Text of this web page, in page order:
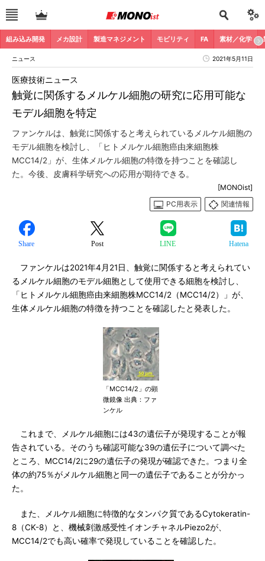
組み込み開発 メカ設計 製造マネジメント モビリティ FA 素材／化学
ニュース 2021年5月11日
触覚に関係するメルケル細胞の研究に応用可能な
モデル細胞を特定
医療技術ニュース
ファンケルは、触覚に関係すると考えられているメルケル細胞の
モデル細胞を検討し、「ヒトメルケル細胞癌由来細胞株
MCC14/2」が、生体メルケル細胞の特徴を持つことを確認し
た。今後、皮膚科学研究への応用が期待できる。
[MONOist]
PC用表示
関連情報
Share Post LINE Hatena
ファンケルは2021年4月21日、触覚に関係すると考えられてい
るメルケル細胞のモデル細胞として使用できる細胞を検討し、
「ヒトメルケル細胞癌由来細胞株MCC14/2（MCC14/2）」が、
生体メルケル細胞の特徴を持つことを確認したと発表した。
「MCC14/2」の顕
微鏡像 出典：ファ
ンケル
これまで、メルケル細胞には43の遺伝子が発現することが報
告されている。そのうち確認可能な39の遺伝子について調べた
ところ、MCC14/2に29の遺伝子の発現が確認できた。つまり全
体の約75％がメルケル細胞と同一の遺伝子であることが分かっ
た。
また、メルケル細胞に特徴的なタンパク質であるCytokeratin-
8（CK-8）と、機械刺激感受性イオンチャネルPiezo2が、
MCC14/2でも高い確率で発現していることを確認した。